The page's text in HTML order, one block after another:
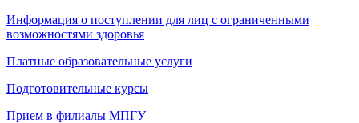
Информация о поступлении для лиц с ограниченными
возможностями здоровья
Платные образовательные услуги
Подготовительные курсы
Прием в филиалы МПГУ